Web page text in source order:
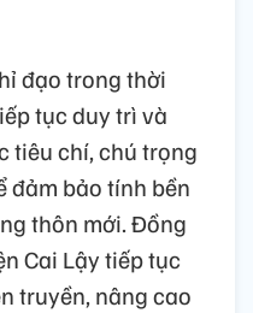
đạo trong thời
tục duy trì và
tiêu chí, chú trọng
đảm bảo tính bền
thôn mới. Đồng
Cai Lậy tiếp tục
truyền, nâng cao